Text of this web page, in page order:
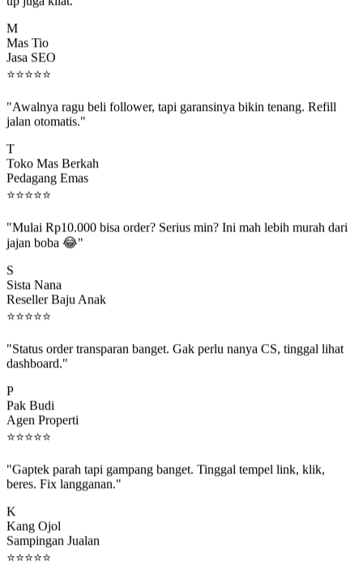
Mas Tio
Jasa SEO
⭐⭐⭐⭐⭐
jalan otomatis."
Toko Mas Berkah
Pedagang Emas
⭐⭐⭐⭐⭐
jajan boba 😂"
Sista Nana
Reseller Baju Anak
⭐⭐⭐⭐⭐
dashboard."
Pak Budi
Agen Properti
⭐⭐⭐⭐⭐
beres. Fix langganan."
Kang Ojol
Sampingan Jualan
⭐⭐⭐⭐⭐